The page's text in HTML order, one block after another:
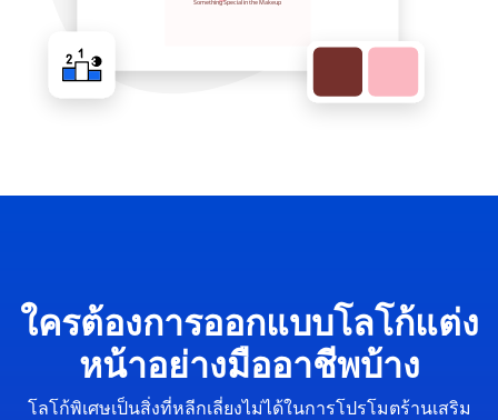
ใครต้องการออกแบบโลโก้แต่ง
หน้าอย่างมืออาชีพบ้าง
โลโก้พิเศษเป็นสิ่งที่หลีกเลี่ยงไม่ได้ในการโปรโมตร้านเสริม